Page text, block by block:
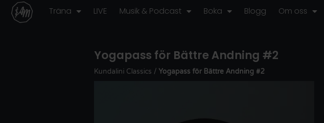
Hoppa
Träna LIVE Musik & Podcast Boka Blogg Om oss
Yogapass för Bättre Andning #2
Kundalini Classics / Yogapass för Bättre Andning #2